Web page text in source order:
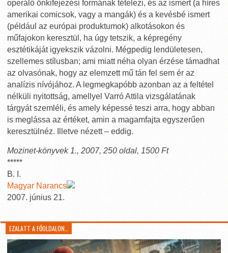
operáló önkifejezési formának tételezi, és az ismert (a híres
amerikai comicsok, vagy a mangák) és a kevésbé ismert
(például az európai produktumok) alkotásokon és
műfajokon keresztül, ha úgy tetszik, a képregény
esztétikáját igyekszik vázolni. Mégpedig lendületesen,
szellemes stílusban; ami miatt néha olyan érzése támadhat
az olvasónak, hogy az elemzett mű tán fel sem ér az
analízis nívójához. A legmegkapóbb azonban az a feltétel
nélküli nyitottság, amellyel Varró Attila vizsgálatának
tárgyát szemléli, és amely képessé teszi arra, hogy abban
is meglássa az értéket, amin a magamfajta egyszerűen
keresztülnéz. Illetve nézett – eddig.
Mozinet-könyvek 1., 2007, 250 oldal, 1500 Ft
*****
B. I.
Magyar Narancs
2007. június 21.
EZALATT A FŐOLDALON…